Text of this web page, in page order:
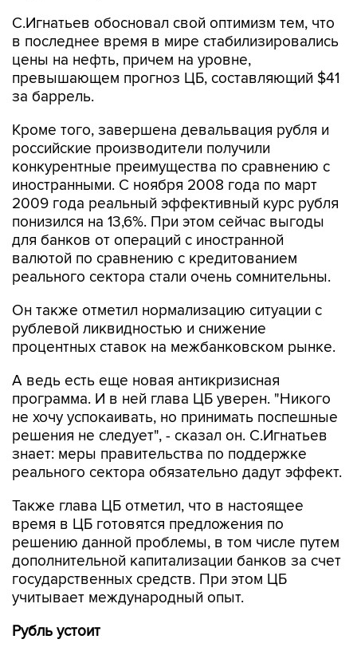
С.Игнатьев обосновал свой оптимизм тем, что
в последнее время в мире стабилизировались
цены на нефть, причем на уровне,
превышающем прогноз ЦБ, составляющий $41
за баррель.
Кроме того, завершена девальвация рубля и
российские производители получили
конкурентные преимущества по сравнению с
иностранными. С ноября 2008 года по март
2009 года реальный эффективный курс рубля
понизился на 13,6%. При этом сейчас выгоды
для банков от операций с иностранной
валютой по сравнению с кредитованием
реального сектора стали очень сомнительны.
Он также отметил нормализацию ситуации с
рублевой ликвидностью и снижение
процентных ставок на межбанковском рынке.
А ведь есть еще новая антикризисная
программа. И в ней глава ЦБ уверен. "Никого
не хочу успокаивать, но принимать поспешные
решения не следует", - сказал он. С.Игнатьев
знает: меры правительства по поддержке
реального сектора обязательно дадут эффект.
Также глава ЦБ отметил, что в настоящее
время в ЦБ готовятся предложения по
решению данной проблемы, в том числе путем
дополнительной капитализации банков за счет
государственных средств. При этом ЦБ
учитывает международный опыт.
Рубль устоит